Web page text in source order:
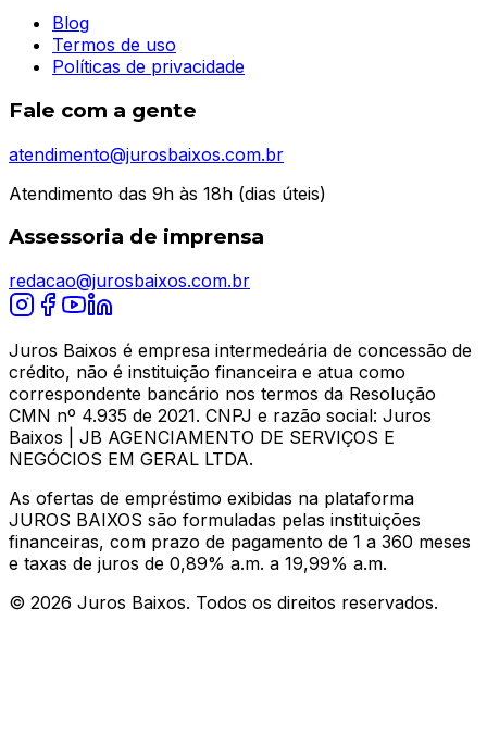
Blog
Termos de uso
Políticas de privacidade
Fale com a gente
atendimento@jurosbaixos.com.br
Atendimento das 9h às 18h (dias úteis)
Assessoria de imprensa
redacao@jurosbaixos.com.br
Juros Baixos é empresa intermedeária de concessão de
crédito, não é instituição financeira e atua como
correspondente bancário nos termos da Resolução
CMN nº 4.935 de 2021. CNPJ e razão social: Juros
Baixos | JB AGENCIAMENTO DE SERVIÇOS E
NEGÓCIOS EM GERAL LTDA.
As ofertas de empréstimo exibidas na plataforma
JUROS BAIXOS são formuladas pelas instituições
financeiras, com prazo de pagamento de 1 a 360 meses
e taxas de juros de 0,89% a.m. a 19,99% a.m.
© 2026 Juros Baixos. Todos os direitos reservados.